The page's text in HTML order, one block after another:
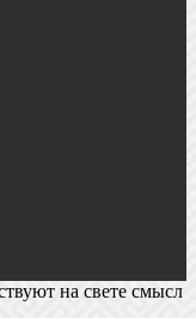
на свете смысл